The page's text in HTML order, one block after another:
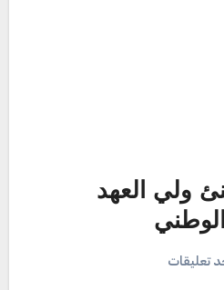
ولي العهد
تعليقات